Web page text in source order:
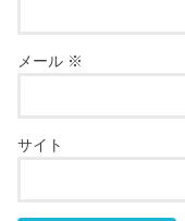
メール ※
サイト